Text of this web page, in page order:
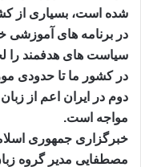
شده است، بسیاری از
در برنامه های آموزشی
سیاست های هدفمند را
در کشور ما تا حدودی
دوم در ایران اعم از
مواجه است.
خبرگزاری جمهوری
مصطفایی مدیر گروه